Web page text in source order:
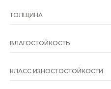
ТОЛЩИНА
ВЛАГОСТОЙКОСТЬ
КЛАСС ИЗНОСТОСТОЙКОСТИ